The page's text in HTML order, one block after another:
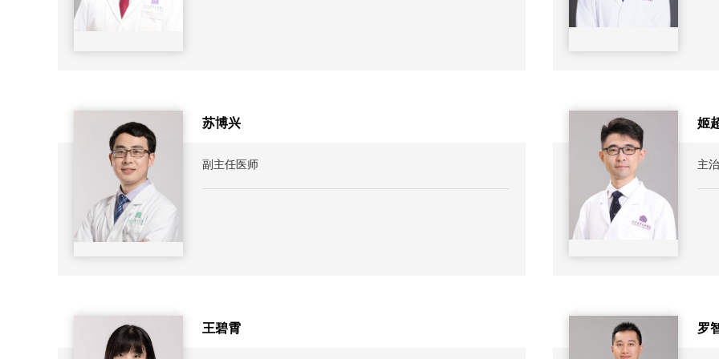
苏博兴
副主任医师
姬
主
王碧霄 罗